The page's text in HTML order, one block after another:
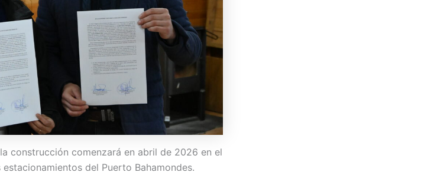
construcción comenzará en abril de 2026 en el
del Puerto Bahamondes.